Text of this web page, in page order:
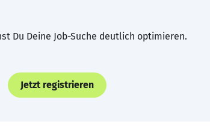
Du Deine Job-Suche deutlich optimieren.
Jetzt registrieren